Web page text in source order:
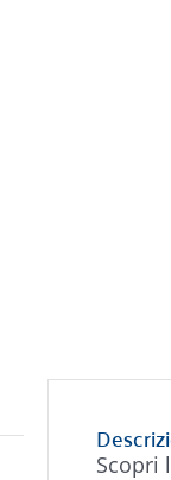
Scopri